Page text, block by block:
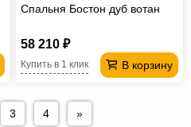
Спальня Бостон дуб вотан
58 210 ₽
В корзину
Купить в 1 клик
3 4 »